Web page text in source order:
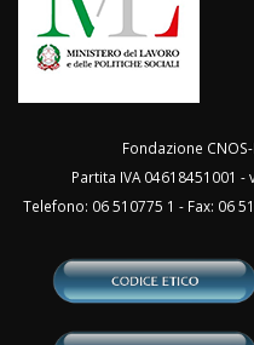
Fondazione
Partita IVA 04618451001 -
Telefono: 06 510775 1 - Fax: 06